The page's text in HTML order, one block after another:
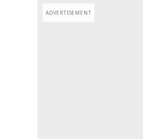
ADVERTISEMENT